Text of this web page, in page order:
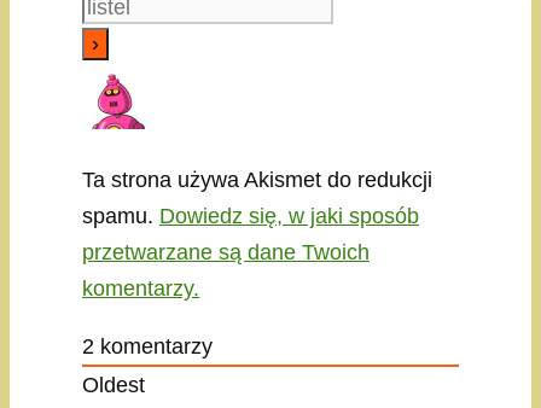
Ta strona używa Akismet do redukcji
spamu. Dowiedz się, w jaki sposób
przetwarzane są dane Twoich
komentarzy.
2 komentarzy
Oldest